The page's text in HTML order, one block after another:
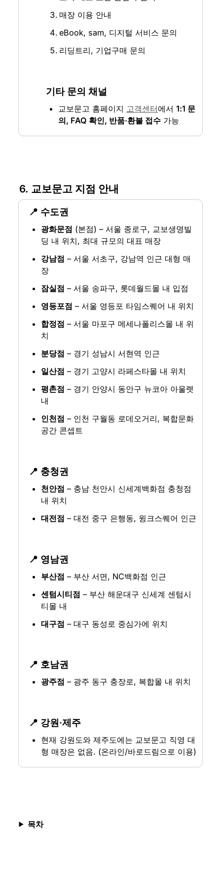
매장 이용 안내
eBook, sam, 디지털 서비스 문의
리딩트리, 기업구매 문의
기타 문의 채널
교보문고 홈페이지 고객센터에서 1:1 문
의, FAQ 확인, 반품·환불 접수 가능
6. 교보문고 지점 안내
📍 수도권
광화문점 (본점) – 서울 종로구, 교보생명빌
딩 내 위치, 최대 규모의 대표 매장
강남점 – 서울 서초구, 강남역 인근 대형 매
장
잠실점 – 서울 송파구, 롯데월드몰 내 입점
영등포점 – 서울 영등포 타임스퀘어 내 위치
합정점 – 서울 마포구 메세나폴리스몰 내 위
치
분당점 – 경기 성남시 서현역 인근
일산점 – 경기 고양시 라페스타몰 내 위치
평촌점 – 경기 안양시 동안구 뉴코아 아울렛
내
인천점 – 인천 구월동 로데오거리, 복합문화
공간 콘셉트
📍 충청권
천안점 – 충남 천안시 신세계백화점 충청점
내 위치
대전점 – 대전 중구 은행동, 윙크스퀘어 인근
📍 영남권
부산점 – 부산 서면, NC백화점 인근
센텀시티점 – 부산 해운대구 신세계 센텀시
티몰 내
대구점 – 대구 동성로 중심가에 위치
📍 호남권
광주점 – 광주 동구 충장로, 복합몰 내 위치
📍 강원·제주
현재 강원도와 제주도에는 교보문고 직영 대
형 매장은 없음. (온라인/바로드림으로 이용)
목차